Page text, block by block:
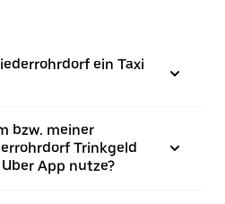
ein Taxi
bzw. meiner
Trinkgeld
App nutze?